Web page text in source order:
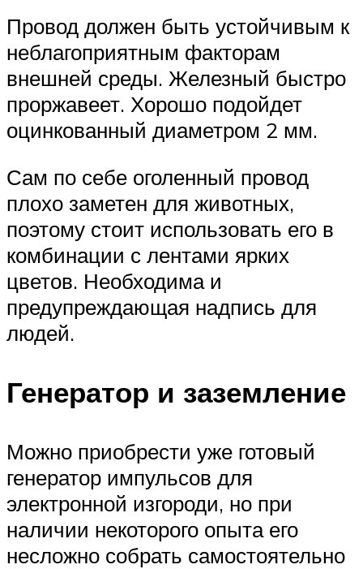
Провод должен быть устойчивым к
неблагоприятным факторам
внешней среды. Железный быстро
проржавеет. Хорошо подойдет
оцинкованный диаметром 2 мм.
Сам по себе оголенный провод
плохо заметен для животных,
поэтому стоит использовать его в
комбинации с лентами ярких
цветов. Необходима и
предупреждающая надпись для
людей.
Генератор и заземление
Можно приобрести уже готовый
генератор импульсов для
электронной изгороди, но при
наличии некоторого опыта его
несложно собрать самостоятельно